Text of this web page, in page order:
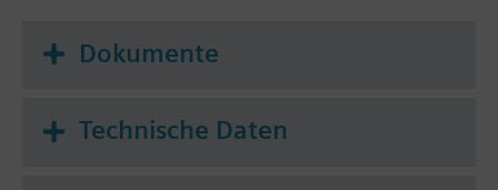
Dokumente
Technische Daten